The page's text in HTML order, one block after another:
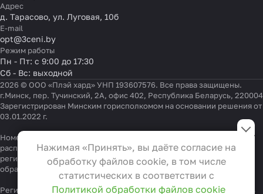
Адрес
д. Тарасово, ул. Луговая, 10б
E-mail
opt@3ceni.by
Режим работы
Пн - Пт: с 9:00 до 17:30
Сб - Вс: выходной
2026 © ООО «Плэй хард» УНП 193607576. Все права защищены.
г.Минск, пер. Тучинский, 2А, офис 402, Республика Беларусь, 220004
Зарегистрирован Минским горисполкомом на основании решения от
03.01.2022 г.
Номер телефона работников местных исполнительных и
распорядительных органов по месту государственной
регистрации ООО «Плэй хард», уполномоченных рассматривать
обращения покупателей:
+375 17 323-41-58 ,
Регистрационный номер в Торговом реестре Республики Беларусь
Настройки файлов cookie
Функциональные
Эти файлы необходимы для
функционирования сайта и не
могут быть отключены в наших
Нажимая «Принять», вы даёте согласие на
обработку файлов cookie, в том числе
статистических в соответствии с
Политикой обработки файлов cookie